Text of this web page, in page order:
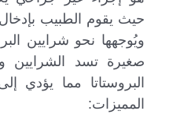
حيث يقوم الطبيب
ويُوجهها نحو شرايين
صغيرة تسد الشرايين
البروستاتا مما يؤدي
المميزات: